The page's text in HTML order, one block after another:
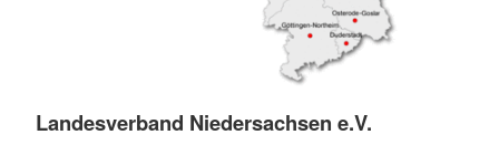
Landesverband Niedersachsen e.V.